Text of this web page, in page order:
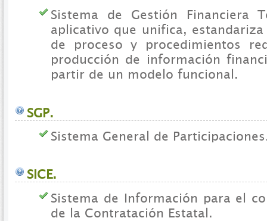
Sistema de Gestión Financiera
aplicativo que unifica,
de proceso y procedimientos
producción de información
partir de un modelo funcional.
SGP.
Sistema General de
SICE.
Sistema de Información para el
de la Contratación Estatal.